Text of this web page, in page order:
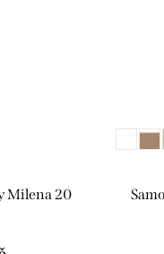
Milena 20